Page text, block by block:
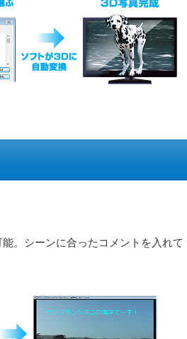
。シーンに合ったコメントを入れて